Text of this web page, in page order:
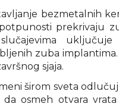
bezmetalnih
prekrivaju
uključuje
zuba implantima.
sjaja.
širom sveta
osmeh otvara